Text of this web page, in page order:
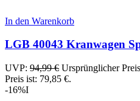
In den Warenkorb
LGB 40043 Kranwagen
UVP: 94,99€ Ursprünglicher
Preis ist: 79,85 €.
-16%I